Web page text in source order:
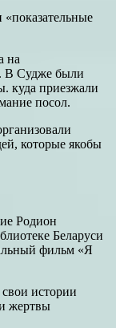
«показательные
на
В Судже были
куда приезжали
посол.
которые якобы
Родион
Беларуси
фильм «Я
истории
жертвы